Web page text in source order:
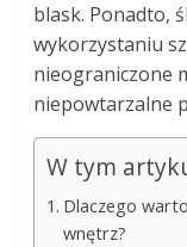
blask. Ponadto,
wykorzystaniu
nieograniczone
niepowtarzalne
W tym
Dlaczego
wnętrz?